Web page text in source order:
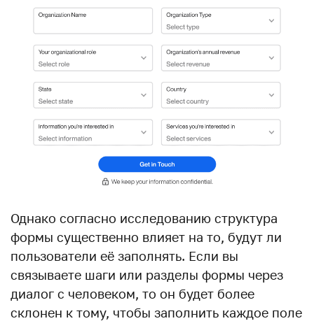
Однако согласно исследованию структура
формы существенно влияет на то, будут ли
пользователи её заполнять. Если вы
связываете шаги или разделы формы через
диалог с человеком, то он будет более
склонен к тому, чтобы заполнить каждое поле